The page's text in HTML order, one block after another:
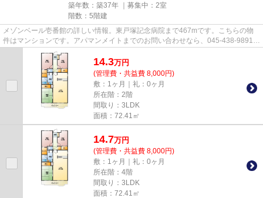
築年数：築37年 ｜募集中： 2室
階数：5階建
メゾンベール壱番館の詳しい情報。東戸塚記念病院まで467mです。こちらの物
件はマンションです。アパマンメイトまでのお問い合わせなら、045-438-9891か
ら遠慮なくどうぞ。横浜市戸塚...
14.3万円
(管理費・共益費 8,000円)
敷：1ヶ月｜礼：0ヶ月
所在階：2階
間取り：3LDK
面積：72.41㎡
14.7万円
(管理費・共益費 8,000円)
敷：1ヶ月｜礼：0ヶ月
所在階：4階
間取り：3LDK
面積：72.41㎡